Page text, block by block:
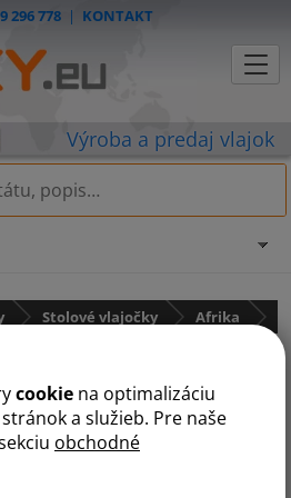
cookie na optimalizáciu
a služieb. Pre naše
obchodné
296 778| KONTAKT
Stolové vlajočky Afrika